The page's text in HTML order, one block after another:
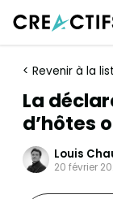
< Revenir à la
La
d’hôtes
Louis
20 février